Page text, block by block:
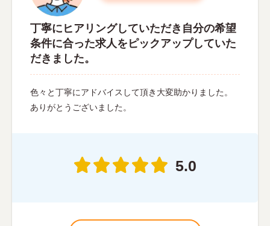
丁寧にヒアリングしていただき自分の希望
条件に合った求人をピックアップしていた
だきました。
色々と丁寧にアドバイスして頂き大変助かりました。
ありがとうございました。
5.0